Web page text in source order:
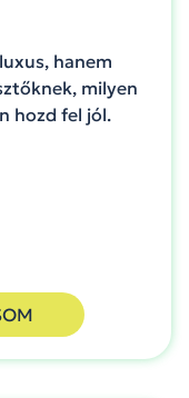
hanem
milyen
hozd fel jól.